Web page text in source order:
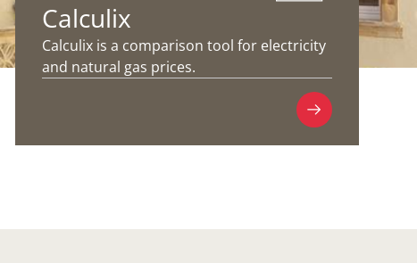
Calculix
Calculix is a comparison tool for electricity
and natural gas prices.